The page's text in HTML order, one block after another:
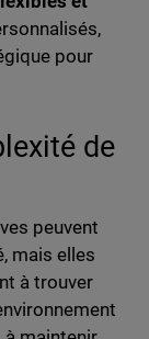
pour
de
peuvent
mais elles
à trouver